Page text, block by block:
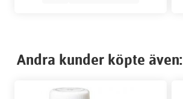
Andra kunder köpte även: